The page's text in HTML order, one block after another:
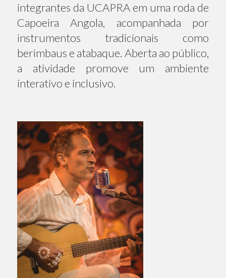
integrantes da UCAPRA em uma roda de
Capoeira Angola, acompanhada por
instrumentos tradicionais como
berimbaus e atabaque. Aberta ao público,
a atividade promove um ambiente
interativo e inclusivo.